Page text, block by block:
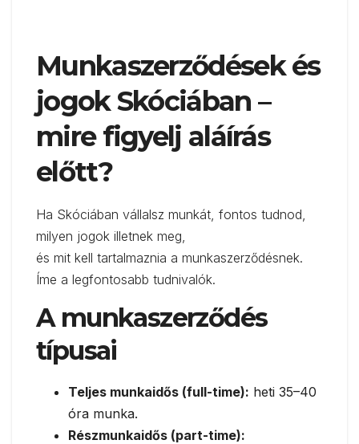
Munkaszerződések és
jogok Skóciában –
mire figyelj aláírás
előtt?
Ha Skóciában vállalsz munkát, fontos tudnod,
milyen jogok illetnek meg,
és mit kell tartalmaznia a munkaszerződésnek.
Íme a legfontosabb tudnivalók.
A munkaszerződés
típusai
Teljes munkaidős (full-time): heti 35–40
óra munka.
Részmunkaidős (part-time):